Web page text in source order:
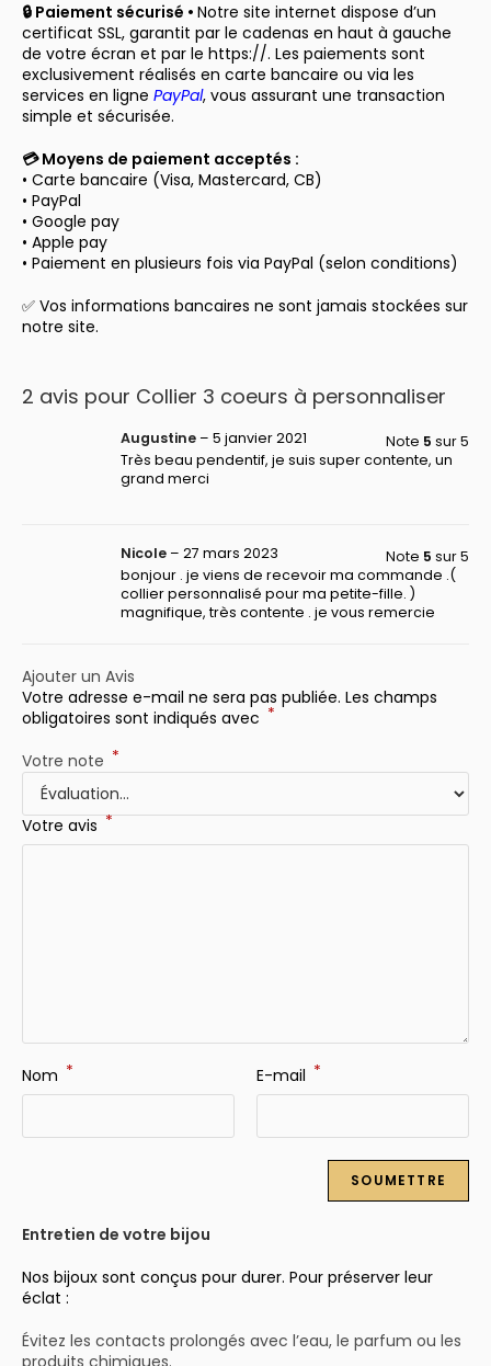
🔒 Paiement sécurisé • Notre site internet dispose d’un
certificat SSL, garantit par le cadenas en haut à gauche
de votre écran et par le https://. Les paiements sont
exclusivement réalisés en carte bancaire ou via les
services en ligne PayPal, vous assurant une transaction
simple et sécurisée.
💳 Moyens de paiement acceptés :
• Carte bancaire (Visa, Mastercard, CB)
• PayPal
• Google pay
• Apple pay
• Paiement en plusieurs fois via PayPal (selon conditions)
✅ Vos informations bancaires ne sont jamais stockées sur
notre site.
2 avis pour Collier 3 coeurs à personnaliser
Note 5 sur 5
Augustine – 5 janvier 2021
Très beau pendentif, je suis super contente, un
grand merci
Note 5 sur 5
Nicole – 27 mars 2023
bonjour . je viens de recevoir ma commande .(
collier personnalisé pour ma petite-fille. )
magnifique, très contente . je vous remercie
Ajouter un Avis
Votre adresse e-mail ne sera pas publiée. Les champs
obligatoires sont indiqués avec *
Votre note *
Votre avis *
Nom * E-mail *
Entretien de votre bijou
Nos bijoux sont conçus pour durer. Pour préserver leur
éclat :
Évitez les contacts prolongés avec l’eau, le parfum ou les